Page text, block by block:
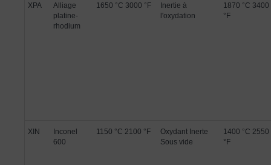
XPA
Alliage
platine-
rhodium
1650 °C 3000 °F
Inertie à
l'oxydation
1870 °C 3400
°F
XIN
Inconel
600
1150 °C 2100 °F
Oxydant Inerte
Sous vide
1400 °C 2550
°F